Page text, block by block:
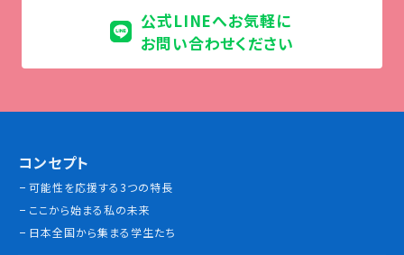
資格・就職
資格について
公式LINEへお気軽に
お問い合わせください
コンセプト
可能性を応援する3つの特長
ここから始まる私の未来
日本全国から集まる学生たち